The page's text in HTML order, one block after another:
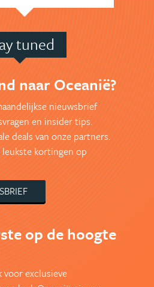
tuned
naar Oceanië?
nieuwsbrief
en insider tips.
deals van onze partners.
kortingen op
op de hoogte
voor exclusieve